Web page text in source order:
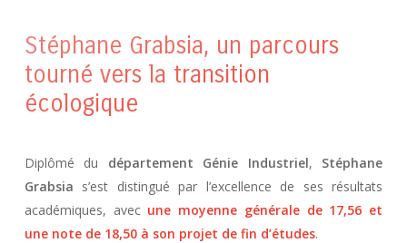
Stéphane Grabsia, un parcours
tourné vers la transition
écologique
Diplômé du département Génie Industriel, Stéphane
Grabsia s’est distingué par l’excellence de ses résultats
académiques, avec une moyenne générale de 17,56 et
une note de 18,50 à son projet de fin d’études.